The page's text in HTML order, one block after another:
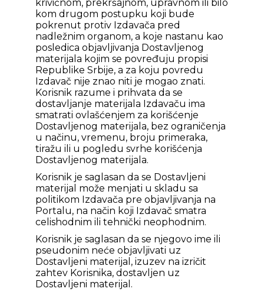
krivičnom, prekršajnom, upravnom ili bilo
kom drugom postupku koji bude
pokrenut protiv Izdavača pred
nadležnim organom, a koje nastanu kao
posledica objavljivanja Dostavljenog
materijala kojim se povređuju propisi
Republike Srbije, a za koju povredu
Izdavač nije znao niti je mogao znati.
Korisnik razume i prihvata da se
dostavljanje materijala Izdavaču ima
smatrati ovlašćenjem za korišćenje
Dostavljenog materijala, bez ograničenja
u načinu, vremenu, broju primeraka,
tiražu ili u pogledu svrhe korišćenja
Dostavljenog materijala.
Korisnik je saglasan da se Dostavljeni
materijal može menjati u skladu sa
politikom Izdavača pre objavljivanja na
Portalu, na način koji Izdavač smatra
celishodnim ili tehnički neophodnim.
Korisnik je saglasan da se njegovo ime ili
pseudonim neće objavljivati uz
Dostavljeni materijal, izuzev na izričit
zahtev Korisnika, dostavljen uz
Dostavljeni materijal.